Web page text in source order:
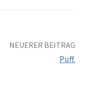
NEUERER BEITRAG
Puff.